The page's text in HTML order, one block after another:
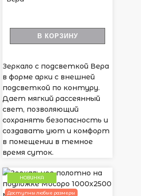
В КОРЗИНУ
Зеркало с подсветкой Вера
в форме арки с внешней
подсветкой по контуру.
Дает мягкий рассеянный
свет, позволяющий
сохранять безопасность и
создавать уют и комфорт
в помещении в темное
время суток.
НОВИНКА
Доступны любые размеры